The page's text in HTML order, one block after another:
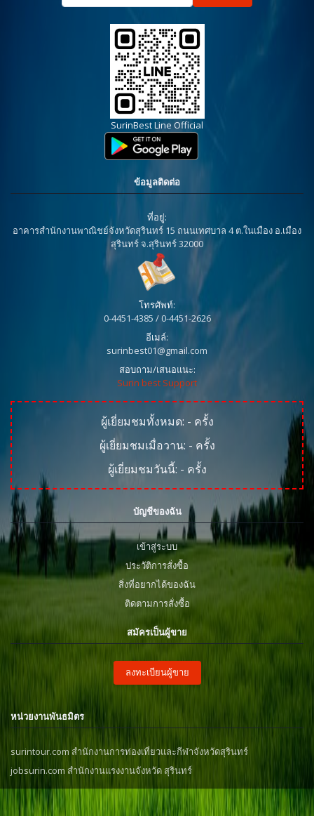
SurinBest Line Official
ข้อมูลติดต่อ
ที่อยู่:
อาคารสำนักงานพาณิชย์จังหวัดสุรินทร์ 15 ถนนเทศบาล 4 ต.ในเมือง อ.เมือง
สุรินทร์ จ.สุรินทร์ 32000
โทรศัพท์:
0-4451-4385 / 0-4451-2626
อีเมล์:
surinbest01@gmail.com
สอบถาม/เสนอแนะ:
Surin best Support
ผู้เยี่ยมชมทั้งหมด: - ครั้ง
ผู้เยี่ยมชมเมื่อวาน: - ครั้ง
ผู้เยี่ยมชมวันนี้: - ครั้ง
บัญชีของฉัน
เข้าสู่ระบบ
ประวัติการสั่งซื้อ
สิ่งที่อยากได้ของฉัน
ติดตามการสั่งซื้อ
สมัครเป็นผู้ขาย
ลงทะเบียนผู้ขาย
หน่วยงานพันธมิตร
surintour.com สำนักงานการท่องเที่ยวและกีฬาจังหวัดสุรินทร์
jobsurin.com สำนักงานแรงงานจังหวัด สุรินทร์